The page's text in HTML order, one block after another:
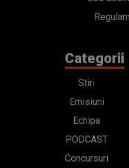
Categorii
Stiri
Emisiuni
Echipa
PODCAST
Concursuri